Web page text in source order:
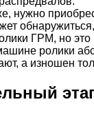
нужно
ГРМ, но это
ролики
а изношен